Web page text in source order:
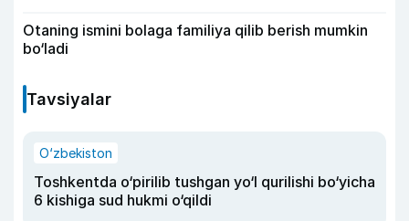
Otaning ismini bolaga familiya qilib berish mumkin
bo‘ladi
Tavsiyalar
O‘zbekiston
Toshkentda o‘pirilib tushgan yo‘l qurilishi bo‘yicha
6 kishiga sud hukmi o‘qildi